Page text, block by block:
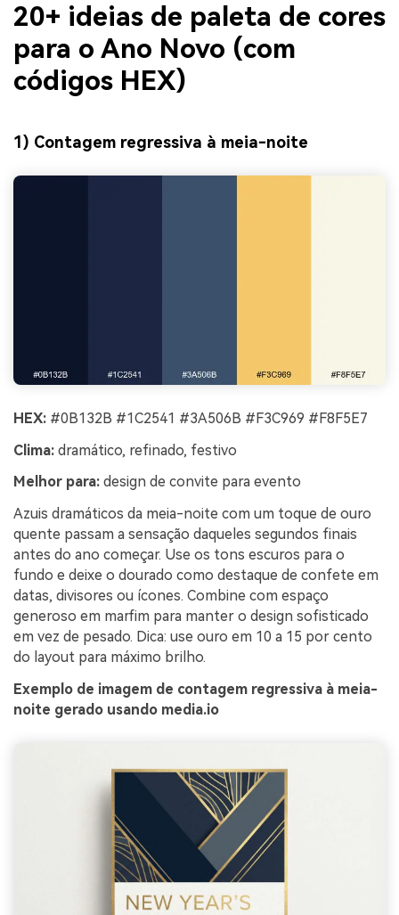
20+ ideias de paleta de cores
para o Ano Novo (com
códigos HEX)
1) Contagem regressiva à meia-noite
HEX: #0B132B #1C2541 #3A506B #F3C969 #F8F5E7
Clima: dramático, refinado, festivo
Melhor para: design de convite para evento
Azuis dramáticos da meia-noite com um toque de ouro
quente passam a sensação daqueles segundos finais
antes do ano começar. Use os tons escuros para o
fundo e deixe o dourado como destaque de confete em
datas, divisores ou ícones. Combine com espaço
generoso em marfim para manter o design sofisticado
em vez de pesado. Dica: use ouro em 10 a 15 por cento
do layout para máximo brilho.
Exemplo de imagem de contagem regressiva à meia-
noite gerado usando media.io